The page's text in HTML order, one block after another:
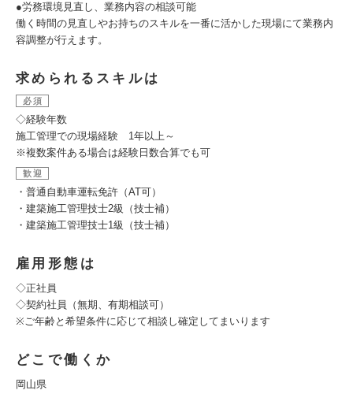
●労務環境見直し、業務内容の相談可能
働く時間の見直しやお持ちのスキルを一番に活かした現場にて業務内
容調整が行えます。
求められるスキルは
必須
◇経験年数
施工管理での現場経験 1年以上～
※複数案件ある場合は経験日数合算でも可
歓迎
・普通自動車運転免許（AT可）
・建築施工管理技士2級（技士補）
・建築施工管理技士1級（技士補）
雇用形態は
◇正社員
◇契約社員（無期、有期相談可）
※ご年齢と希望条件に応じて相談し確定してまいります
どこで働くか
岡山県